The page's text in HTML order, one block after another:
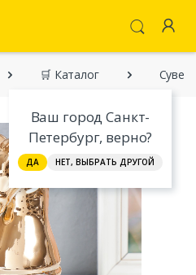
Ваш город Санкт-
Петербург, верно?
ДА НЕТ, ВЫБРАТЬ ДРУГОЙ
🛒 Каталог